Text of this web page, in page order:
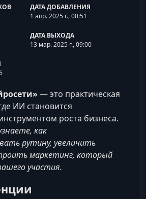
ДАТА ДОБАВЛЕНИЯ
1 апр. 2025 г., 00:51
ДАТА ВЫХОДА
13 мар. 2025 г., 09:00
— это практическая
ИИ становится
роста бизнеса.
как
рутину, увеличить
маркетинг, который
участия.